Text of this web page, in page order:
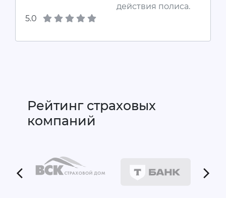
действия полиса.
5.0
Рейтинг страховых
компаний